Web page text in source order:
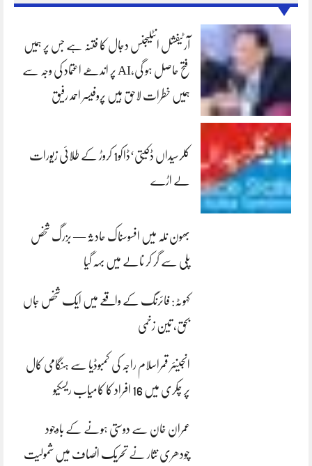
آرٹیفشل انٹلیجنس دجال کا فتنہ ہے جس پر ہمیں
فتح حاصل ہو گی،AI پر اندھے اعتماد کی وجہ سے
ہمیں خطرات لاحق ہیں پروفیسر احمد رفیق
کلرسیداں ڈکیتی‘ڈاکو1 کروڑ کے طلائی زیورات
لے اڑے
بھون نلہ میں افسوسناک حادثہ — بزرگ شخص
پلی سے گر کر نالے میں بہہ گیا
کہوٹہ: فائرنگ کے واقعے میں ایک شخص جاں
بحق، تین زخمی
انجینئر قمراسلام راجہ کی کمبوڈیا سے ہنگامی کال
پر چکری میں 16 افراد کا کامیاب ریسکیو
عمران خان سے دوستی ہونے کے باوجود
چودھری نثار نے تحریک انصاف میں شمولیت